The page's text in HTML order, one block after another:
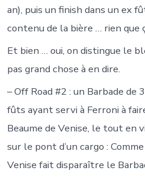
an), puis un finish dans un ex
contenu de la bière … rien que
Et bien … oui, on distingue le
pas grand chose à en dire.
– Off Road #2 : un Barbade de
fûts ayant servi à Ferroni à
Beaume de Venise, le tout en
sur le pont d’un cargo :
Venise fait disparaître le